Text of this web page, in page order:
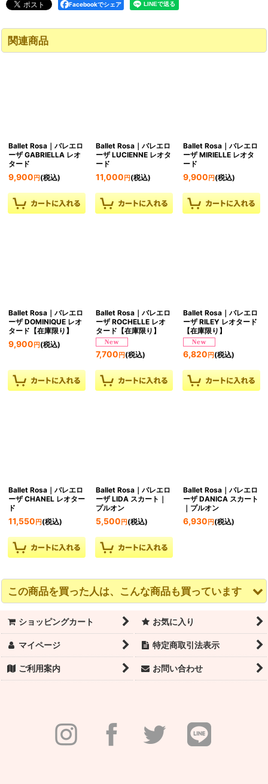
Facebookでシェア
関連商品
Ballet Rosa｜バレエロ
ーザ GABRIELLA レオ
タード
9,900 円 (税込)
Ballet Rosa｜バレエロ
ーザ LUCIENNE レオタ
ード
11,000 円(税込)
Ballet Rosa｜バレエロ
ーザ MIRIELLE レオタ
ード
9,900 円(税込)
Ballet Rosa｜バレエロ
ーザ DOMINIQUE レオ
タード【在庫限り】
9,900 円 (税込)
Ballet Rosa｜バレエロ
ーザ ROCHELLE レオ
タード【在庫限り】
7,700 円(税込)
Ballet Rosa｜バレエロ
ーザ RILEY レオタード
【在庫限り】
6,820 円(税込)
Ballet Rosa｜バレエロ
ーザ CHANEL レオター
ド
11,550 円 (税込)
Ballet Rosa｜バレエロ
ーザ LIDA スカート｜
プルオン
5,500 円(税込)
Ballet Rosa｜バレエロ
ーザ DANICA スカート
｜プルオン
6,930 円(税込)
この商品を買った人は、こんな商品も買っています
(税込)
7,920 円
ショッピングカート お気に入り
マイページ 特定商取引法表示
ご利用案内 お問い合わせ